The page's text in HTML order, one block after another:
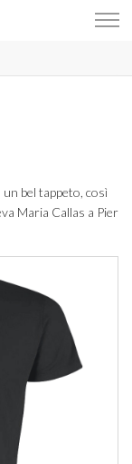
bel tappeto, così
Maria Callas a Pier